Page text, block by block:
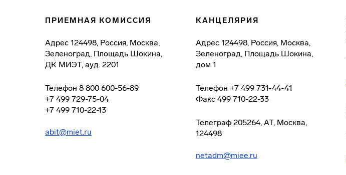
ПРИЕМНАЯ КОМИССИЯ
Адрес 124498, Россия, Москва,
Зеленоград, Площадь Шокина,
ДК МИЭТ, ауд. 2201
Телефон 8 800 600-56-89
+7 499 729-75-04
+7 499 710-22-13
abit@miet.ru
КАНЦЕЛЯРИЯ
Адрес 124498, Россия, Москва,
Зеленоград, Площадь Шокина,
дом 1
Телефон +7 499 731-44-41
Факс 499 710-22-33
Телеграф 205264, АТ, Москва,
124498
netadm@miee.ru